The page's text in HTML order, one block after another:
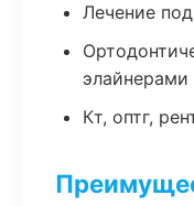
Лечение
элайнерами
Кт, оптг,